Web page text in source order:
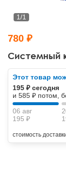
Другие
Классический,
НЛП
Социальная
Классический и
Системный
1/1
780 ₽
Этот товар
195 ₽ сегодня
и 585 ₽ потом,
06 авг
195 ₽
стоимость